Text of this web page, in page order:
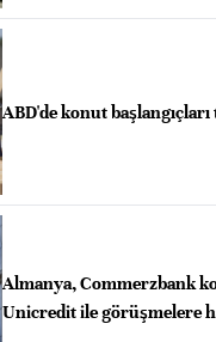
ABD'de konut başlangıçları
Almanya, Commerzbank
Unicredit ile görüşmelere